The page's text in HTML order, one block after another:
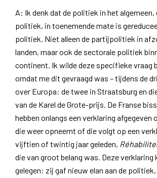
A: Ik denk dat de politiek in het algemeen,
politiek, in toenemende mate is
politiek. Niet alleen de partijpolitiek in
landen, maar ook de sectorale politiek
continent. Ik wilde deze specifieke vraag
omdat me dit gevraagd was – tijdens de
over Europa: de twee in Straatsburg en
van de Karel de Grote-prijs. De Franse
hebben onlangs een verklaring afgegeven
die weer opneemt of die volgt op een
vijftien of twintig jaar geleden,
die van groot belang was. Deze verklaring
gelegen: zij gaf nieuw elan aan de